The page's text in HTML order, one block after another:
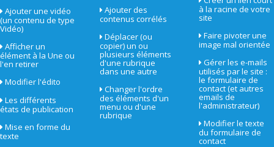
Ajouter une vidéo
(un contenu de type
Vidéo)
Afficher un
élément à la Une ou
l'en retirer
Modifier l'édito
Les différents
états de publication
Mise en forme du
texte
Ajouter des
contenus corrélés
Déplacer (ou
copier) un ou
plusieurs éléments
d'une rubrique
dans une autre
Changer l'ordre
des éléments d'un
menu ou d'une
rubrique
à la racine de votre
site
Faire pivoter une
image mal orientée
Gérer les e-mails
utilisés par le site :
le formulaire de
contact (et autres
emails de
l'administrateur)
Modifier le texte
du formulaire de
contact